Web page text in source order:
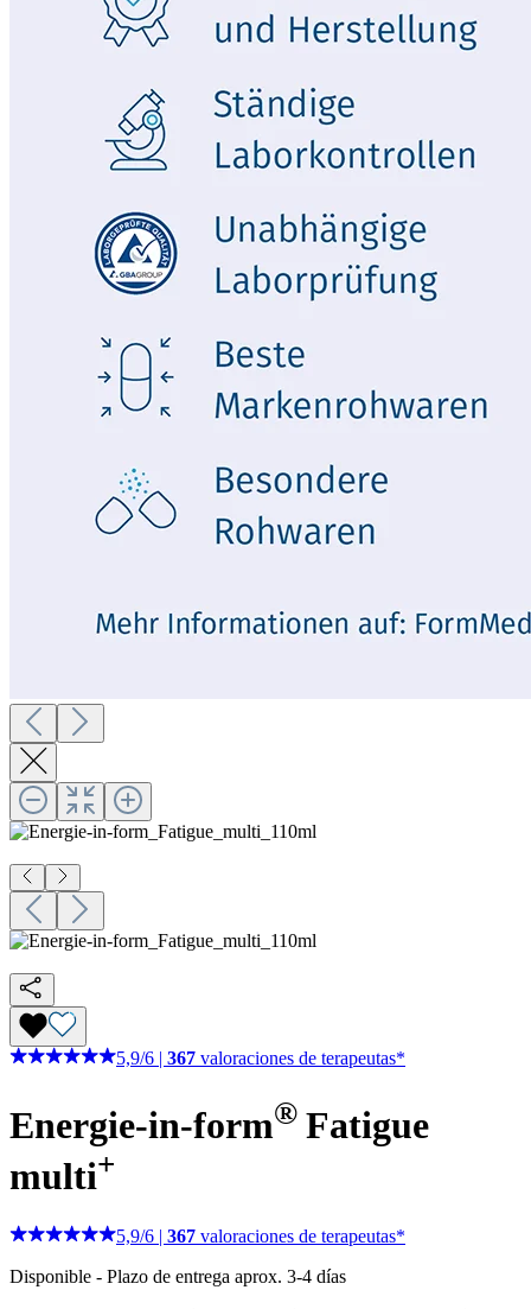
5,9/6 367 valoraciones de terapeutas*
Energie-in-form® Fatigue
multi+
5,9/6 | 367 valoraciones de terapeutas*
Disponible - Plazo de entrega aprox. 3-4 días